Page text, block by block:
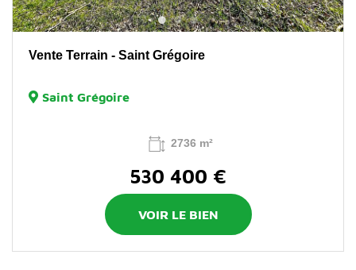
Vente Terrain - Saint Grégoire
Saint Grégoire
2736 m²
530 400 €
VOIR LE BIEN